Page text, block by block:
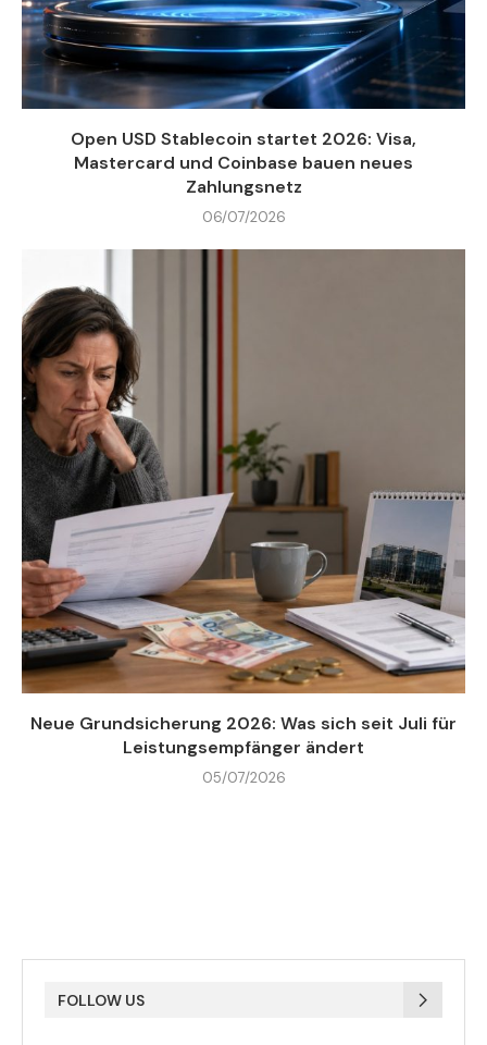
Open USD Stablecoin startet 2026: Visa,
Mastercard und Coinbase bauen neues
Zahlungsnetz
06/07/2026
Neue Grundsicherung 2026: Was sich seit Juli für
Leistungsempfänger ändert
05/07/2026
FOLLOW US